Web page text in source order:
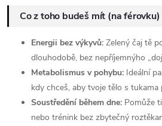
Co z toho budeš mít (na férovku)
Energii bez výkyvů: Zelený čaj tě
dlouhodobě, bez nepříjemnýho
Metabolismus v pohybu: Ideální
kdy chceš, aby tvoje tělo s tukama
Soustředění během dne: Pomůže
nebo trénink bez zbytečný